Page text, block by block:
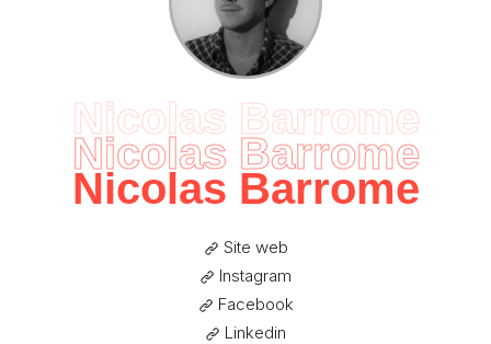
Nicolas Barrome
Nicolas Barrome
Nicolas Barrome
Site web
Instagram
Facebook
Linkedin